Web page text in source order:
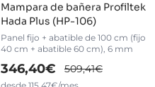
Mampara de bañera Profiltek
Hada Plus (HP-106)
Panel fijo + abatible de 100 cm (fijo
40 cm + abatible 60 cm), 6 mm
346,40€ 509,41€